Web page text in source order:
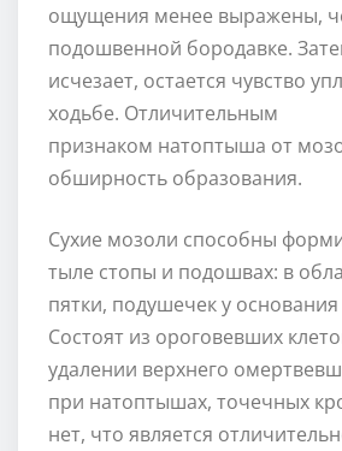
ощущения менее выражены,
подошвенной бородавке.
исчезает, остается чувство
ходьбе. Отличительным
признаком натоптыша от
обширность образования.
Сухие мозоли способны
тыле стопы и подошвах: в
пятки, подушечек у
Состоят из ороговевших
удалении верхнего
при натоптышах, точечных
нет, что является